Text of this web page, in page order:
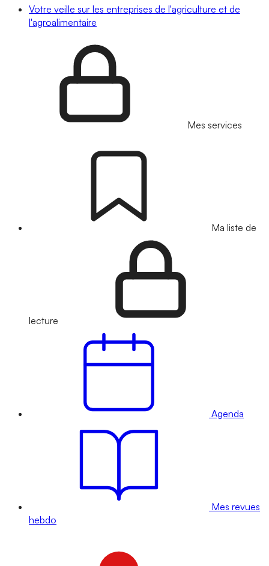
Votre veille sur les entreprises de l'agriculture et de
l'agroalimentaire
Mes services
Ma liste de
lecture
Agenda
Mes revues
hebdo